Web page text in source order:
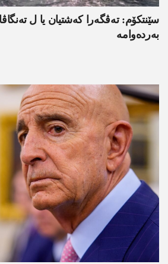
سێنتکۆم: تەڤگەرا کەشتیان یا ل
بەردەوامە